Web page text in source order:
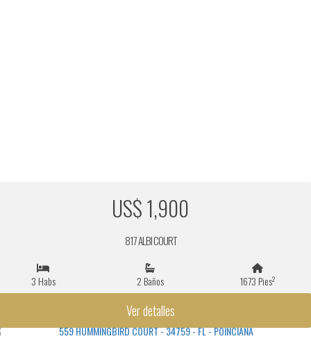
US$ 1,900
817 ALBI COURT
3 Habs 2 Baños 1673 Pies2
Ver detalles